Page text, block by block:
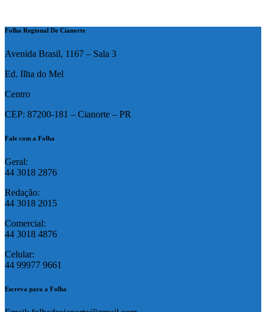
Folha Regional De Cianorte
Avenida Brasil, 1167 – Sala 3
Ed. Ilha do Mel
Centro
CEP: 87200-181 – Cianorte – PR
Fale com a Folha
Geral:
44 3018 2876
Redação:
44 3018 2015
Comercial:
44 3018 4876
Celular:
44 99977 9661
Escreva para a Folha